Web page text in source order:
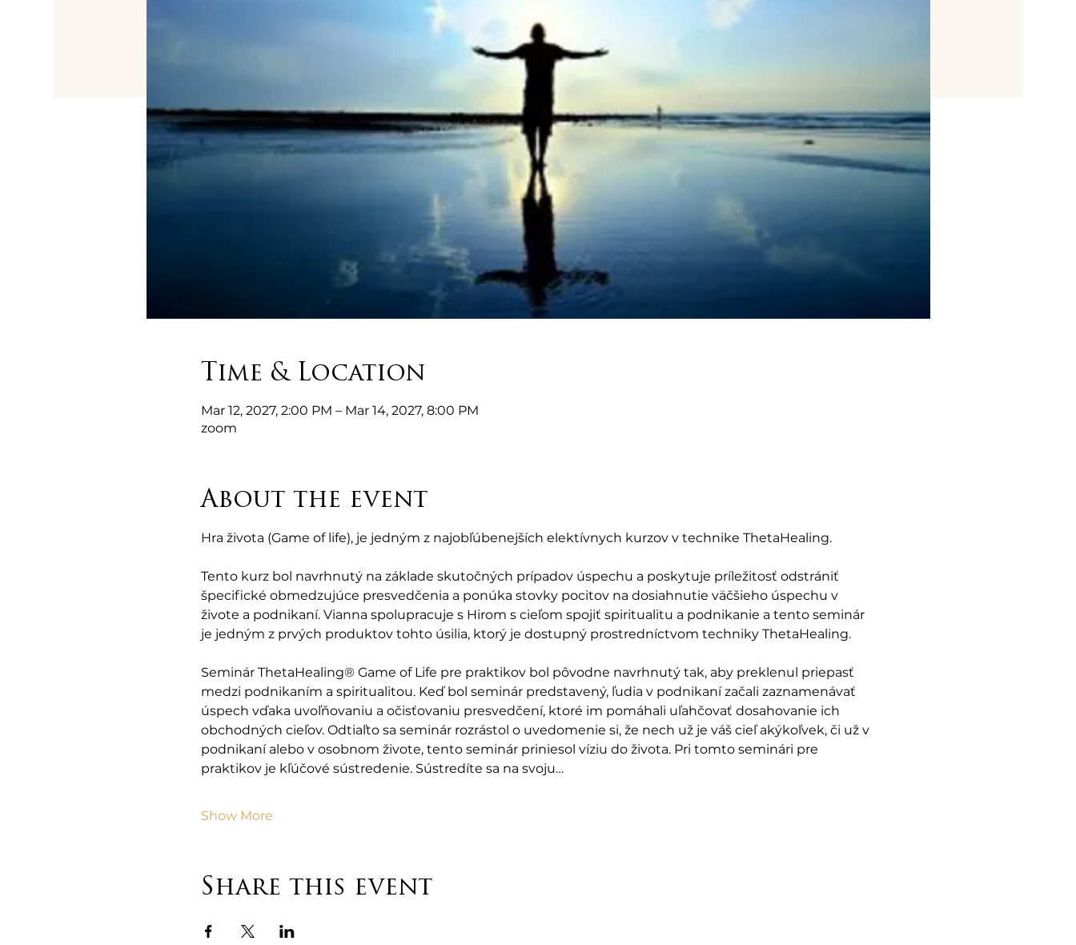
Time & Location
Mar 12, 2027, 2:00 PM – Mar 14, 2027, 8:00 PM
zoom
About the event
Hra života (Game of life), je jedným z najobľúbenejších elektívnych kurzov v technike ThetaHealing.
Tento kurz bol navrhnutý na základe skutočných prípadov úspechu a poskytuje príležitosť odstrániť
špecifické obmedzujúce presvedčenia a ponúka stovky pocitov na dosiahnutie väčšieho úspechu v
živote a podnikaní. Vianna spolupracuje s Hirom s cieľom spojiť spiritualitu a podnikanie a tento seminár
je jedným z prvých produktov tohto úsilia, ktorý je dostupný prostredníctvom techniky ThetaHealing.
Seminár ThetaHealing® Game of Life pre praktikov bol pôvodne navrhnutý tak, aby preklenul priepasť
medzi podnikaním a spiritualitou. Keď bol seminár predstavený, ľudia v podnikaní začali zaznamenávať
úspech vďaka uvoľňovaniu a očisťovaniu presvedčení, ktoré im pomáhali uľahčovať dosahovanie ich
obchodných cieľov. Odtiaľto sa seminár rozrástol o uvedomenie si, že nech už je váš cieľ akýkoľvek, či už v
podnikaní alebo v osobnom živote, tento seminár priniesol víziu do života. Pri tomto seminári pre
praktikov je kľúčové sústredenie. Sústredíte sa na svoju…
Show More
Share this event